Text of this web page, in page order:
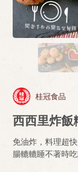
桂冠食品
西西里炸飯
免油炸，料理超
腸轆轆睡不著時吃